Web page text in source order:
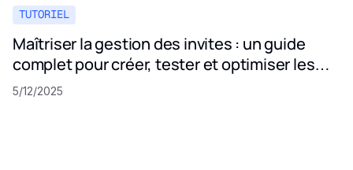
TUTORIEL
Maîtriser la gestion des invites : un guide
complet pour créer, tester et optimiser les
invites LLM
5/12/2025